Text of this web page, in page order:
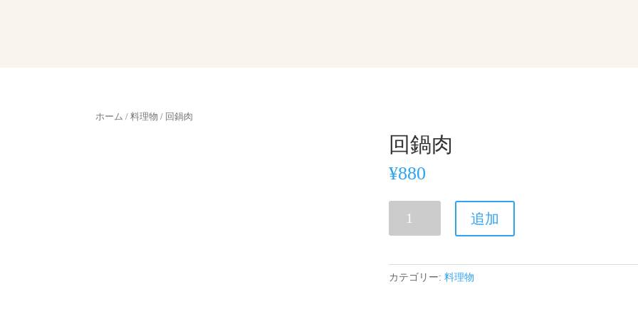
ホーム /料理物 / 回鍋肉
回鍋肉
¥880
追加
カテゴリー:料理物